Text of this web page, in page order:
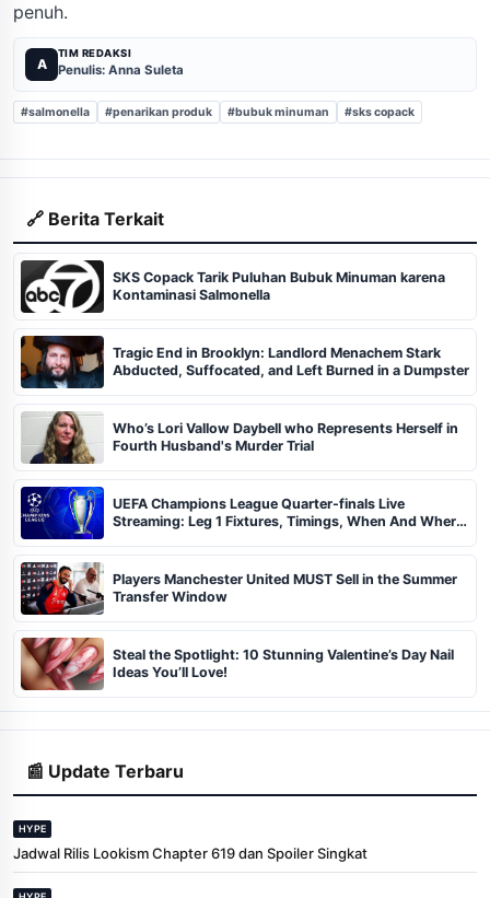
penuh.
A
TIM REDAKSI
Penulis: Anna Suleta
#salmonella #penarikan produk #bubuk minuman #sks copack
🔗 Berita Terkait
SKS Copack Tarik Puluhan Bubuk Minuman karena
Kontaminasi Salmonella
Tragic End in Brooklyn: Landlord Menachem Stark
Abducted, Suffocated, and Left Burned in a Dumpster
Who’s Lori Vallow Daybell who Represents Herself in
Fourth Husband's Murder Trial
UEFA Champions League Quarter-finals Live
Streaming: Leg 1 Fixtures, Timings, When And Where
Players Manchester United MUST Sell in the Summer
Transfer Window
Steal the Spotlight: 10 Stunning Valentine’s Day Nail
Ideas You’ll Love!
📰 Update Terbaru
HYPE
Jadwal Rilis Lookism Chapter 619 dan Spoiler Singkat